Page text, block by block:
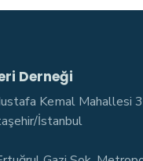
Derneği
Kemal Mahallesi
İstanbul